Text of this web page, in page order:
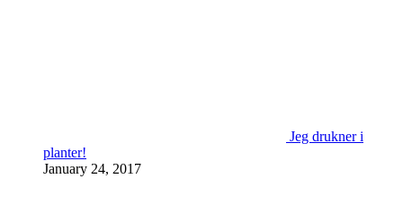
Jeg drukner i
planter!
January 24, 2017